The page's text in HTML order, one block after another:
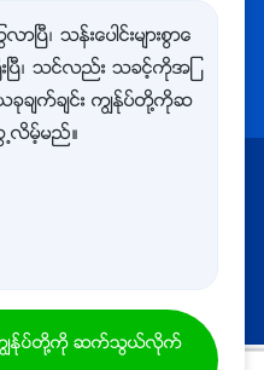
း
သည့္ မူဝါဒ
၊ သန္းေပါင္းမ်ားစြာေ
ပီ၊ သင္လည္း သခင့္ကိုအျ
ခုခ်က္ခ်င္း ကြၽန္ုပ္တို႔ကိုဆ
႕လိမ့္မည္။
ြၽန္ုပ္တို႔ကို ဆက္သြယ္လိုက္